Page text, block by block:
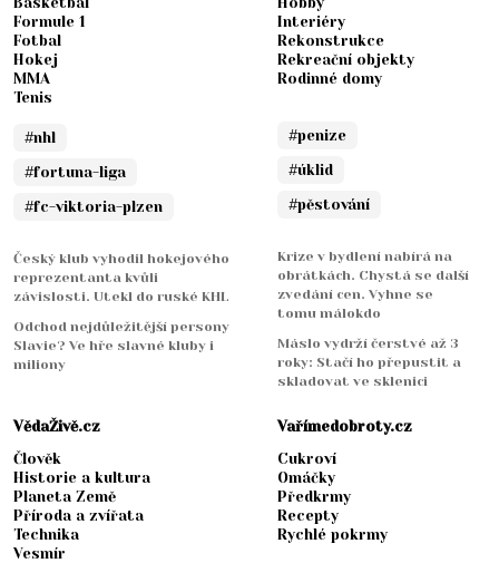
Formule 1
Fotbal
Hokej
MMA
Tenis
#nhl
#fortuna-liga
#fc-viktoria-plzen
Český klub vyhodil hokejového
reprezentanta kvůli
závislosti. Utekl do ruské KHL
Odchod nejdůležitější persony
Slavie? Ve hře slavné kluby i
miliony
Interiéry
Rekonstrukce
Rekreační objekty
Rodinné domy
#penize
#úklid
#pěstování
Krize v bydlení nabírá na
obrátkách. Chystá se další
zvedání cen. Vyhne se
tomu málokdo
Máslo vydrží čerstvé až 3
roky: Stačí ho přepustit a
skladovat ve sklenici
VědaŽivě.cz
Člověk
Historie a kultura
Planeta Země
Příroda a zvířata
Technika
Vesmír
Vařímedobroty.cz
Cukroví
Omáčky
Předkrmy
Recepty
Rychlé pokrmy